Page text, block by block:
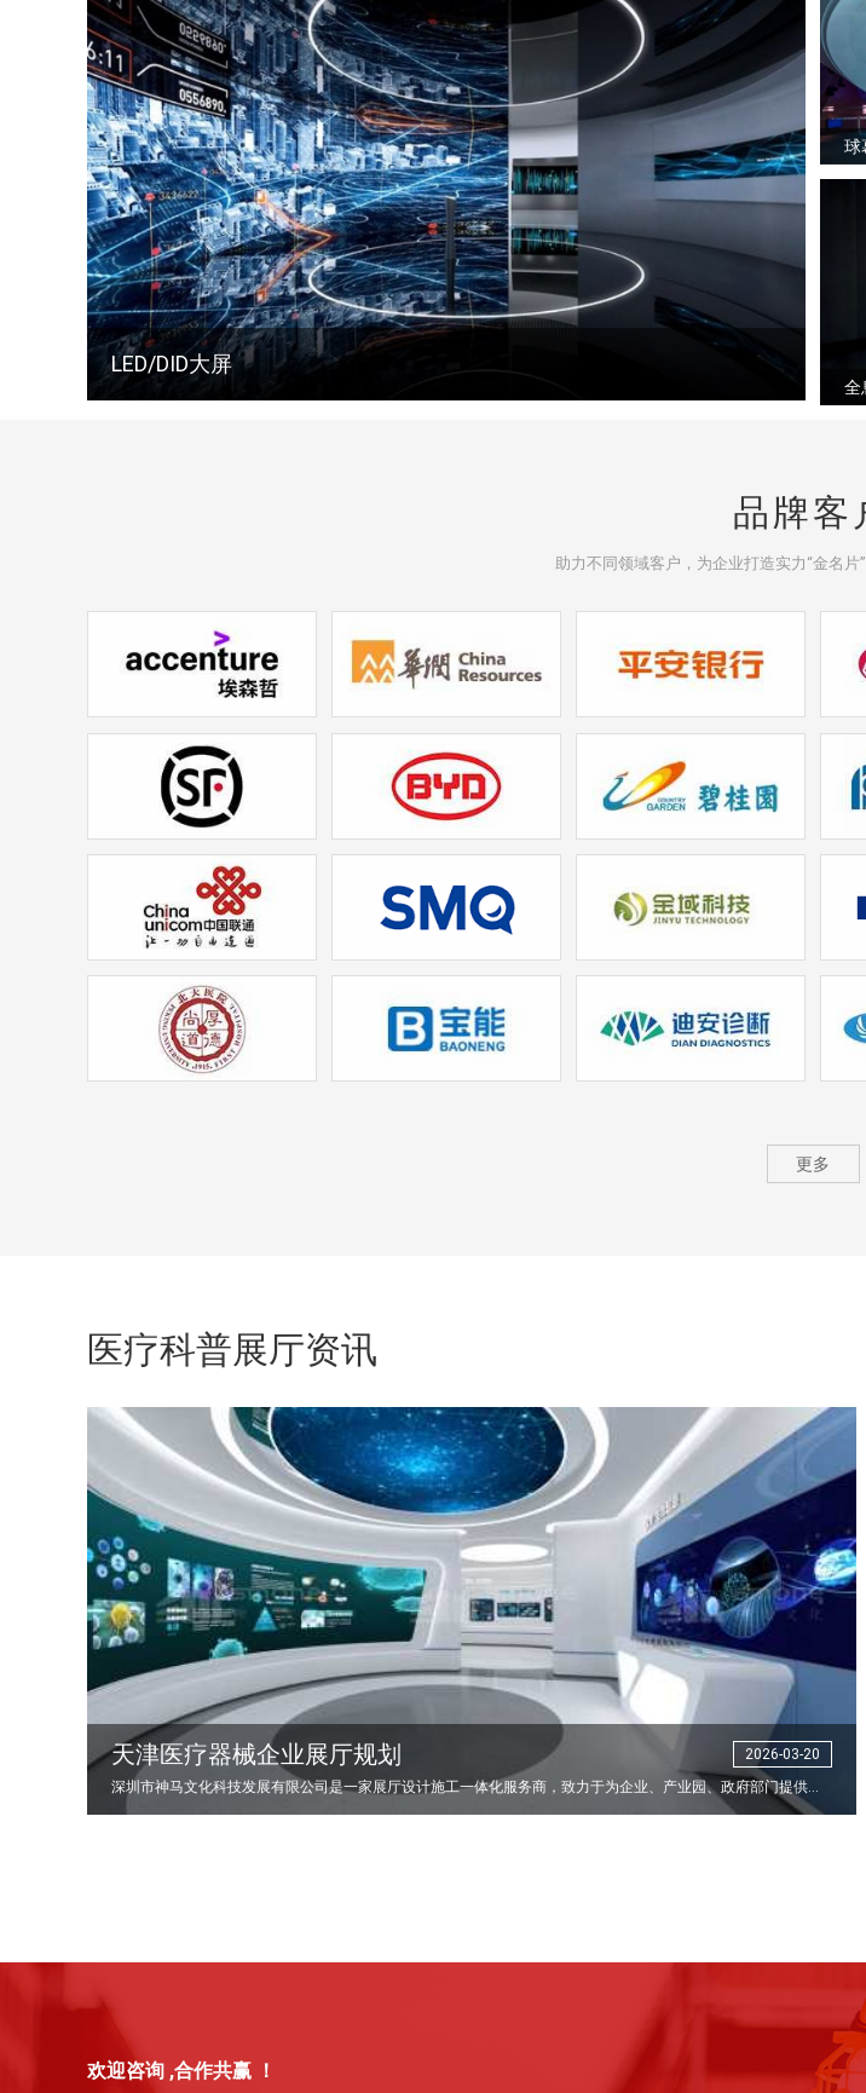
LED/DID大屏
球
全
品牌客
助力不同领域客户，为企业打造实力“金名
更多
医疗科普展厅资讯
天津医疗器械企业展厅规划
2026-03-20
深圳市神马文化科技发展有限公司是一家展厅设计施工一体化服务商，致力于为企业、产业园、政府部门提供党建展厅、干细胞展厅、数字展馆等多媒体展览展示综合解决方案的设计、策划、研发及一体化综合服务。
欢迎咨询 ,合作共赢 ！